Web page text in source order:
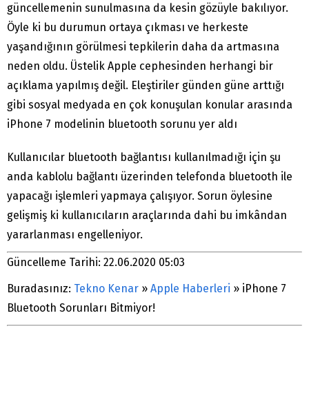
güncellemenin sunulmasına da kesin gözüyle bakılıyor.
Öyle ki bu durumun ortaya çıkması ve herkeste
yaşandığının görülmesi tepkilerin daha da artmasına
neden oldu. Üstelik Apple cephesinden herhangi bir
açıklama yapılmış değil. Eleştiriler günden güne arttığı
gibi sosyal medyada en çok konuşulan konular arasında
iPhone 7 modelinin bluetooth sorunu yer aldı
Kullanıcılar bluetooth bağlantısı kullanılmadığı için şu
anda kablolu bağlantı üzerinden telefonda bluetooth ile
yapacağı işlemleri yapmaya çalışıyor. Sorun öylesine
gelişmiş ki kullanıcıların araçlarında dahi bu imkândan
yararlanması engelleniyor.
Güncelleme Tarihi: 22.06.2020 05:03
Buradasınız: Tekno Kenar » Apple Haberleri » iPhone 7
Bluetooth Sorunları Bitmiyor!